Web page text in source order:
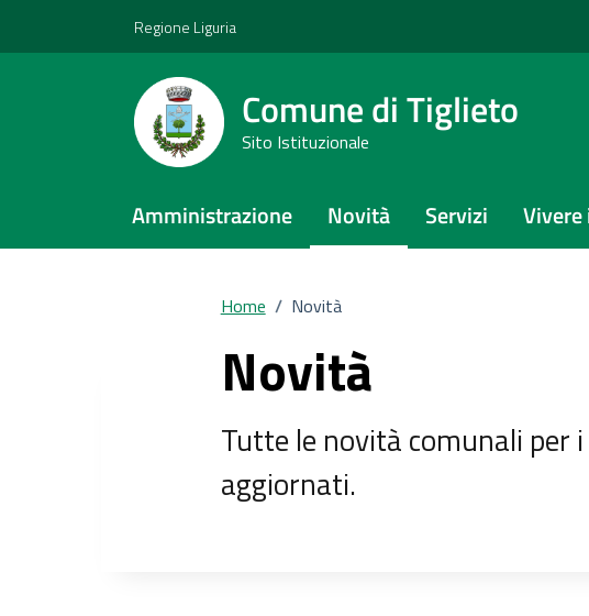
Regione Liguria
Comune di Tiglieto
Sito Istituzionale
Amministrazione Novità Servizi Vivere
Home / Novità
Novità
Tutte le novità comunali per
aggiornati.